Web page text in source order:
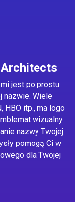
jest po prostu
nazwie. Wiele
HBO itp., ma logo
wizualny
nazwy Twojej
pomogą Ci w
dla Twojej